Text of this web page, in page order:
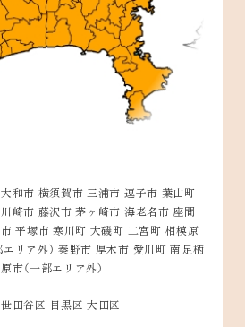
和市 横須賀市 三浦市 逗子市 葉山町
崎市 藤沢市 茅ヶ崎市 海老名市 座間
平塚市 寒川町 大磯町 二宮町 相模原
エリア外） 秦野市 厚木市 愛川町 南足柄
市（一部エリア外）
田谷区 目黒区 大田区